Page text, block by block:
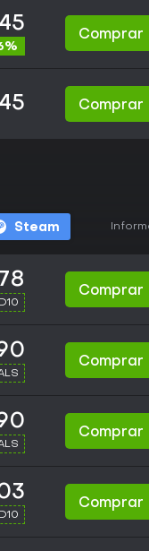
Comprar
Comprar
Steam
Comprar
Comprar
Comprar
Comprar